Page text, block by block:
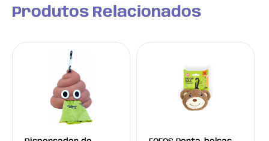
Produtos Relacionados